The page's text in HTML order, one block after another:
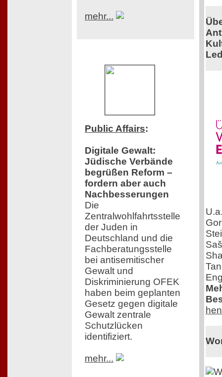
mehr...
Public Affairs:
Digitale Gewalt:
Jüdische Verbände
begrüßen Reform –
fordern aber auch
Nachbesserungen
Die
Zentralwohlfahrtsstelle
der Juden in
Deutschland und die
Fachberatungsstelle
bei antisemitischer
Gewalt und
Diskriminierung OFEK
haben beim geplanten
Gesetz gegen digitale
Gewalt zentrale
Schutzlücken
identifiziert.
mehr...